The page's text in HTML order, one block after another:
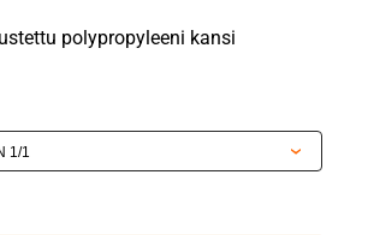
polypropyleeni kansi